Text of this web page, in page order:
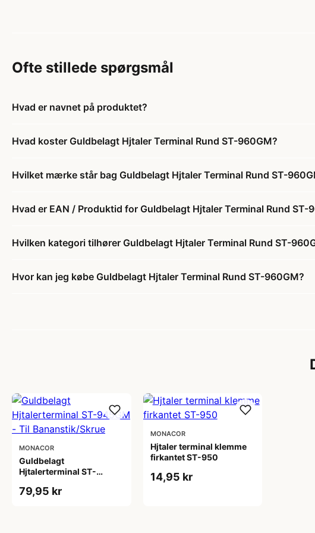
Ofte stillede spørgsmål
Hvad er navnet på produktet?
Hvad koster Guldbelagt Hjtaler Terminal Rund ST-960GM?
Hvilket mærke står bag Guldbelagt Hjtaler Terminal Rund ST-
Hvad er EAN / Produktid for Guldbelagt Hjtaler Terminal Rund ST-
Hvilken kategori tilhører Guldbelagt Hjtaler Terminal Rund ST-
Hvor kan jeg købe Guldbelagt Hjtaler Terminal Rund ST-960GM?
MONACOR
Guldbelagt
Hjtalerterminal ST-
Bananstik/Skrue
79,95 kr
MONACOR
Hjtaler terminal klemme
firkantet ST-950
14,95 kr